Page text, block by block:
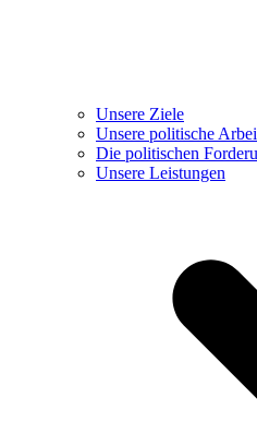
Unsere Ziele
Unsere politische
Die politischen
Unsere Leistungen